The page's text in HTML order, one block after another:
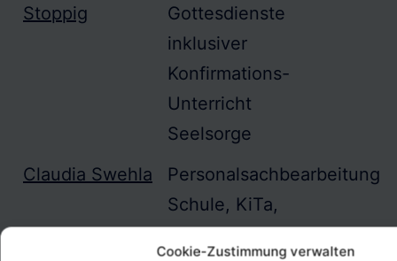
Cookie-Zustimmung verwalten
Stoppig
Gottesdienste
inklusiver
Konfirmations-
Unterricht
Seelsorge
Claudia Swehla
Personalsachbearbeitung
Schule, KiTa,
Freizeit-Assistenz